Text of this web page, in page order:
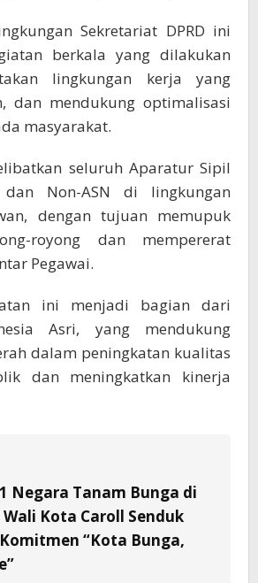
Sekretariat DPRD ini
berkala yang dilakukan
lingkungan kerja yang
dan mendukung optimalisasi
masyarakat.
seluruh Aparatur Sipil
dan Non-ASN di lingkungan
dengan tujuan memupuk
royong dan mempererat
Pegawai.
ini menjadi bagian dari
Asri, yang mendukung
dalam peningkatan kualitas
dan meningkatkan kinerja
Negara Tanam Bunga di
Kota Caroll Senduk
“Kota Bunga,